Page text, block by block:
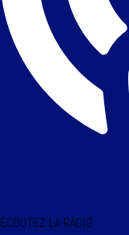
ÉCOUTEZ LA RADIO